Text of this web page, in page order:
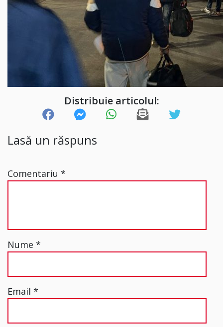
Distribuie articolul:
Lasă un răspuns
Comentariu *
Nume *
Email *